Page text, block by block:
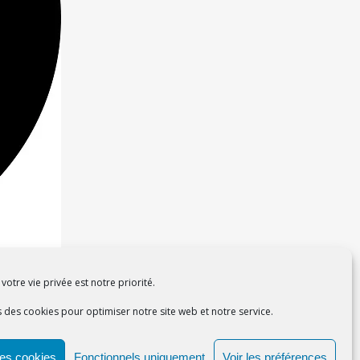
votre vie privée est notre priorité.
des cookies pour optimiser notre site web et notre service.
cookies Fonctionnels uniquement Voir les préférences